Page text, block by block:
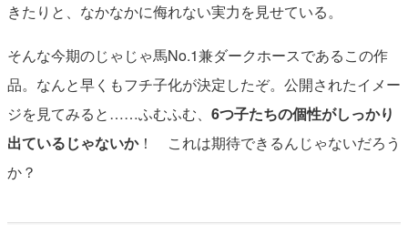
きたりと、なかなかに侮れない実力を見せている。
そんな今期のじゃじゃ馬No.1兼ダークホースであるこの作
品。なんと早くもフチ子化が決定したぞ。公開されたイメー
ジを見てみると……ふむふむ、 6つ子たちの個性がしっかり
出ているじゃないか！ これは期待できるんじゃないだろう
か？